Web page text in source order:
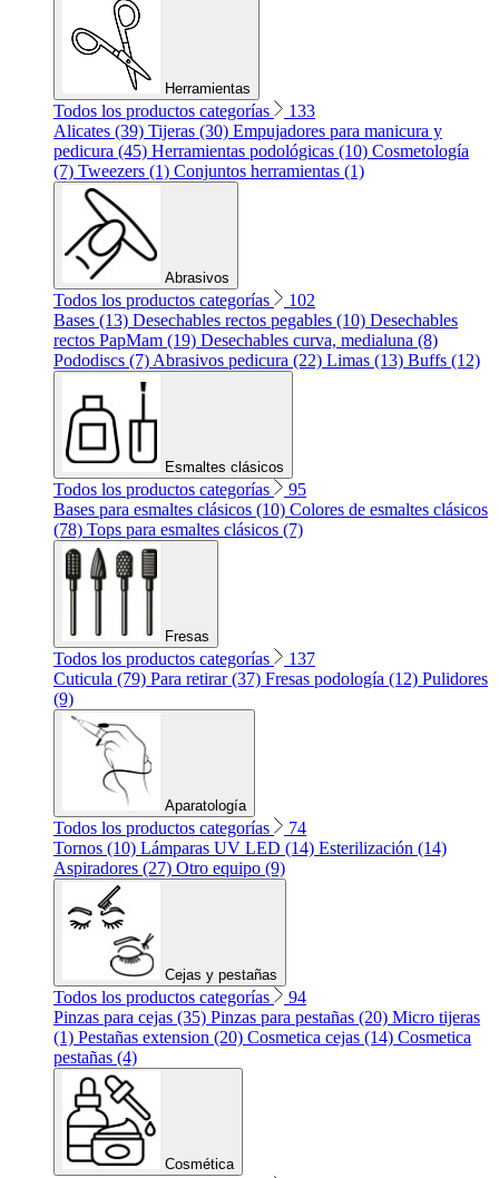
Herramientas
Todos los productos categorías
133
Alicates (39) Tijeras (30) Empujadores para manicura y
pedicura (45) Herramientas podológicas (10) Cosmetología
(7) Tweezers (1) Conjuntos herramientas (1)
Abrasivos
Todos los productos categorías
102
Bases (13) Desechables rectos pegables (10) Desechables
rectos PapMam (19) Desechables curva, medialuna (8)
Pododiscs (7) Abrasivos pedicura (22) Limas (13) Buffs (12)
Esmaltes clásicos
Todos los productos categorías
95
Bases para esmaltes clásicos (10) Colores de esmaltes clásicos
(78) Tops para esmaltes clásicos (7)
Fresas
Todos los productos categorías
137
Cuticula (79) Para retirar (37) Fresas podología (12) Pulidores
(9)
Aparatología
Todos los productos categorías
74
Tornos (10) Lámparas UV LED (14) Esterilización (14)
Aspiradores (27) Otro equipo (9)
Cejas y pestañas
Todos los productos categorías
94
Pinzas para cejas (35) Pinzas para pestañas (20) Micro tijeras
(1) Pestañas extension (20) Cosmetica cejas (14) Cosmetica
pestañas (4)
Cosmética